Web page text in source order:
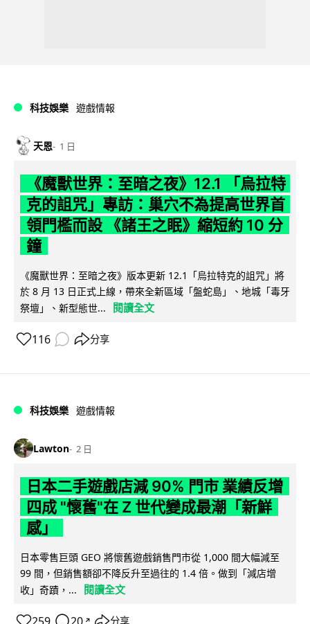
科技娛樂 遊戲情報
天恩 1 日
《魔獸世界：至暗之夜》12.1 「烏拉特
克的詛咒」專訪：巢穴不為提高世界首
領門檻而設 《諸王之眠》縮短約 10 分
鐘
《魔獸世界：至暗之夜》版本更新 12.1「烏拉特克的詛咒」將
於 8 月 13 日正式上線，帶來全新區域「盤蛇島」、地城「毒牙
祭壇」、新型態世...
閱讀全文
116 分享
科技娛樂 遊戲情報
Lawton 2 日
日本二手遊戲店減 90% 門市 業績反增
四成 "懷舊"在 Z 世代變成最潮「新鮮
感」
日本零售巨頭 GEO 將懷舊遊戲銷售門市從 1,000 間大幅減至
99 間，但銷售額卻不降反升至過往的 1.4 倍。做到「減店增
收」奇蹟，...
閱讀全文
↗ 分享